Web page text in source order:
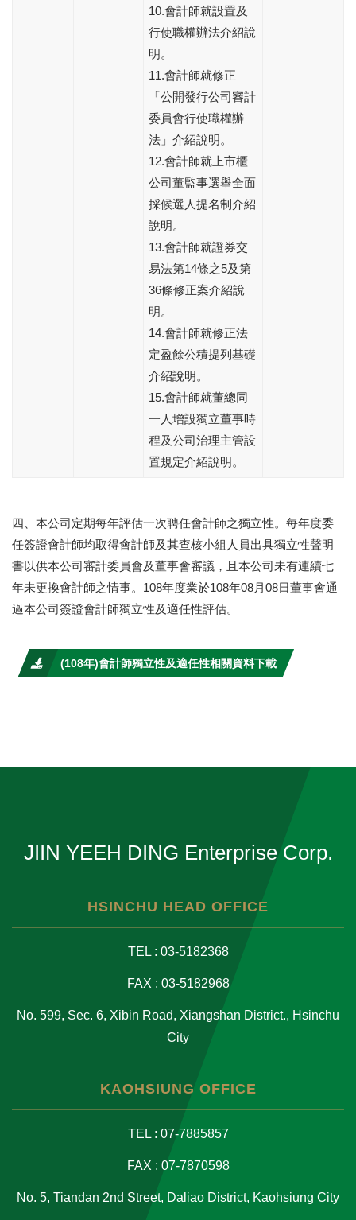
10.會計師就設置及
行使職權辦法介紹說
明。
11.會計師就修正
「公開發行公司審計
委員會行使職權辦
法」介紹說明。
12.會計師就上市櫃
公司董監事選舉全面
採候選人提名制介紹
說明。
13.會計師就證券交
易法第14條之5及第
36條修正案介紹說
明。
14.會計師就修正法
定盈餘公積提列基礎
介紹說明。
15.會計師就董總同
一人增設獨立董事時
程及公司治理主管設
置規定介紹說明。
四、本公司定期每年評估一次聘任會計師之獨立性。每年度委
任簽證會計師均取得會計師及其查核小組人員出具獨立性聲明
書以供本公司審計委員會及董事會審議，且本公司未有連續七
年未更換會計師之情事。108年度業於108年08月08日董事會通
過本公司簽證會計師獨立性及適任性評估。
(108年)會計師獨立性及適任性相關資料下載
JIIN YEEH DING Enterprise Corp.
HSINCHU HEAD OFFICE
TEL : 03-5182368
FAX : 03-5182968
No. 599, Sec. 6, Xibin Road, Xiangshan District., Hsinchu
City
KAOHSIUNG OFFICE
TEL : 07-7885857
FAX : 07-7870598
No. 5, Tiandan 2nd Street, Daliao District, Kaohsiung City